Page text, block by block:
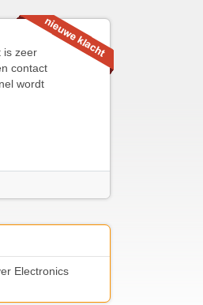
is zeer
contact
wordt
Electronics